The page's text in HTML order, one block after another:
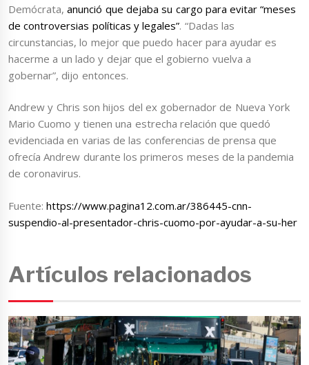
Demócrata, anunció que dejaba su cargo para evitar “meses
de controversias políticas y legales”. “Dadas las
circunstancias, lo mejor que puedo hacer para ayudar es
hacerme a un lado y dejar que el gobierno vuelva a
gobernar”, dijo entonces.
Andrew y Chris son hijos del ex gobernador de Nueva York
Mario Cuomo y tienen una estrecha relación que quedó
evidenciada en varias de las conferencias de prensa que
ofrecía Andrew durante los primeros meses de la pandemia
de coronavirus.
Fuente:https://www.pagina12.com.ar/386445-cnn-
suspendio-al-presentador-chris-cuomo-por-ayudar-a-su-her
Artículos relacionados